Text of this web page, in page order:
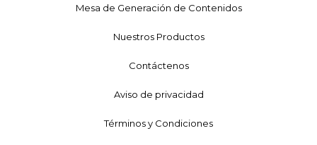
Mesa de Generación de Contenidos
Nuestros Productos
Contáctenos
Aviso de privacidad
Términos y Condiciones